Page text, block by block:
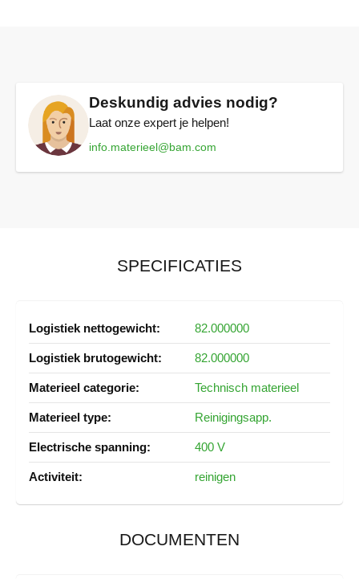
Deskundig advies nodig?
Laat onze expert je helpen!
info.materieel@bam.com
SPECIFICATIES
Meer
informatie
82.000000
82.000000
Technisch materieel
Reinigingsapp.
400 V
reinigen
DOCUMENTEN